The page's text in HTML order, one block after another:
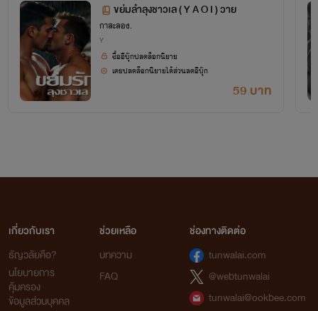
ขย่มลำลุงชาวเล ( Y A O I ) วาย
กาสะลอง.
Y
59 บาท
ซื้ออีบุ๊กปลดล็อกนิยาย
เคยปลดล็อกนิยายได้ส่วนลดอีบุ๊ก
เกี่ยวกับเรา
ธัญวลัยคือ?
นโยบายการ
คุ้มครอง
ข้อมูลส่วนบุคคล
ช่วยเหลือ
บทความ
FAQ
ช่องทางติดต่อ
tunwalai.com
@webtunwalai
tunwalai@ookbee.com